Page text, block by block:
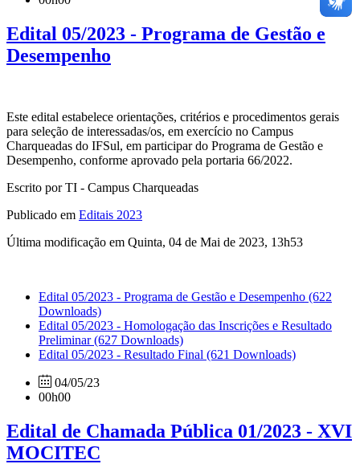
Edital 05/2023 - Programa de Gestão e
Desempenho
Este edital estabelece orientações, critérios e procedimentos gerais
para seleção de interessadas/os, em exercício no Campus
Charqueadas do IFSul, em participar do Programa de Gestão e
Desempenho, conforme aprovado pela portaria 66/2022.
Escrito por TI - Campus Charqueadas
Publicado em Editais 2023
Última modificação em Quinta, 04 de Mai de 2023, 13h53
Edital 05/2023 - Programa de Gestão e Desempenho (622
Downloads)
Edital 05/2023 - Homologação das Inscrições e Resultado
Preliminar(627 Downloads)
Edital 05/2023 - Resultado Final (621 Downloads)
04/05/23
00h00
Edital de Chamada Pública 01/2023 - XVI
MOCITEC